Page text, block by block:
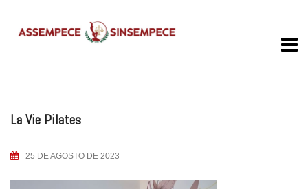
La Vie Pilates
25 DE AGOSTO DE 2023